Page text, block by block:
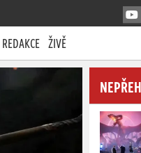
REDAKCE ŽIVĚ